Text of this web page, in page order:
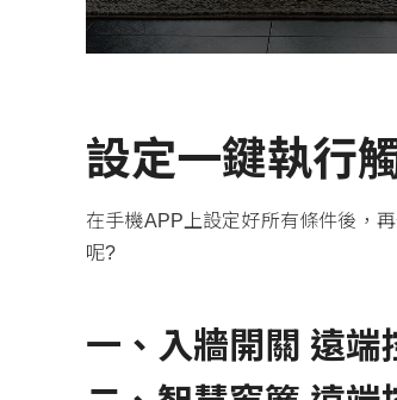
設定一鍵執行
在手機APP上設定好所有條件後，
呢?
一、 入牆開關 遠端